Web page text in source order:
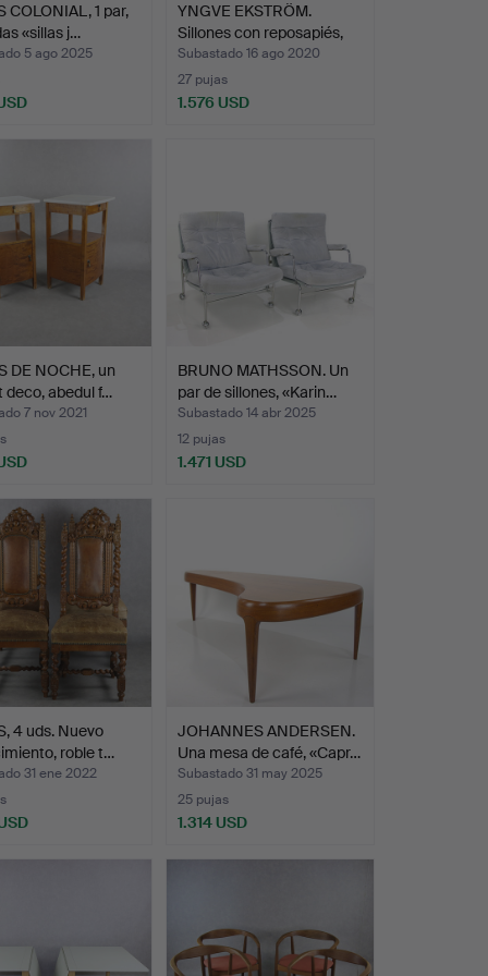
COLONIAL, 1 par,
«sillas j…
5 ago 2025
YNGVE EKSTRÖM.
Sillones con reposapiés,
2+…
Subastado 16 ago 2020
27 pujas
1.576 USD
DE NOCHE, un
deco, abedul f…
7 nov 2021
BRUNO MATHSSON. Un
par de sillones, «Karin…
Subastado 14 abr 2025
12 pujas
1.471 USD
4 uds. Nuevo
roble t…
31 ene 2022
JOHANNES ANDERSEN.
Una mesa de café, «Capr…
Subastado 31 may 2025
25 pujas
1.314 USD